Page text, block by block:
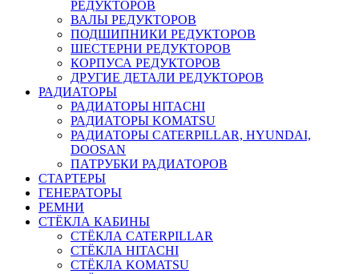
РЕДУКТОРОВ
ВАЛЫ РЕДУКТОРОВ
ПОДШИПНИКИ РЕДУКТОРОВ
ШЕСТЕРНИ РЕДУКТОРОВ
КОРПУСА РЕДУКТОРОВ
ДРУГИЕ ДЕТАЛИ РЕДУКТОРОВ
РАДИАТОРЫ
РАДИАТОРЫ HITACHI
РАДИАТОРЫ KOMATSU
РАДИАТОРЫ CATERPILLAR, HYUNDAI,
DOOSAN
ПАТРУБКИ РАДИАТОРОВ
СТАРТЕРЫ
ГЕНЕРАТОРЫ
РЕМНИ
СТЁКЛА КАБИНЫ
СТЁКЛА CATERPILLAR
СТЁКЛА HITACHI
СТЁКЛА KOMATSU